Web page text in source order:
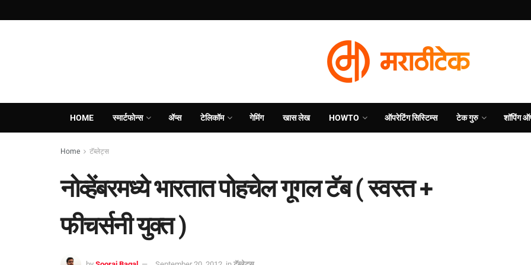
HOME स्मार्टफोन्स ॲप्स टेलिकॉम गेमिंग खास लेख HOWTO ऑपरेटिंग सिस्टिम्स टेक गुरु शॉपिंग
Home टॅब्लेट्स
नोव्हेंबरमध्ये भारतात पोहचेल गूगल टॅब ( स्वस्त +
फीचर्सनी युक्त )